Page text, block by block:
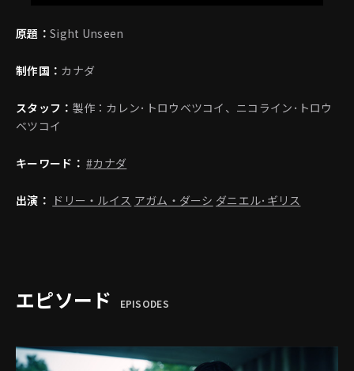
原題： Sight Unseen
制作国： カナダ
スタッフ： 製作：カレン･トロウベツコイ、ニコライン･トロウ
ベツコイ
キーワード： #カナダ
出演： ドリー・ルイス アガム・ダーシ ダニエル･ギリス
エピソード EPISODES